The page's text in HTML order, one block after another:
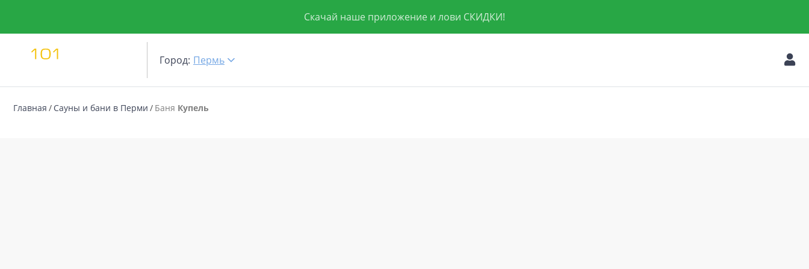
Скачай наше приложение и лови СКИДКИ!
Город: Пермь
Главная Сауны и бани в Перми Баня Купель